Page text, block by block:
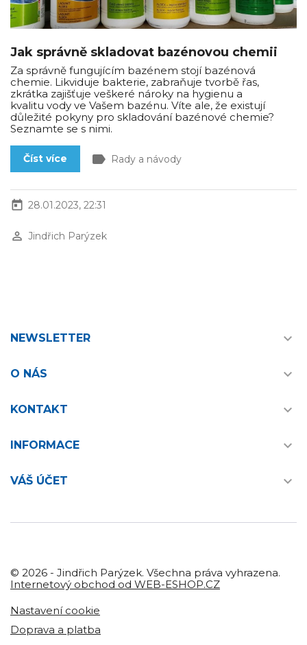
Jak správně skladovat bazénovou chemii
Za správně fungujícím bazénem stojí bazénová
chemie. Likviduje bakterie, zabraňuje tvorbě řas,
zkrátka zajišťuje veškeré nároky na hygienu a
kvalitu vody ve Vašem bazénu. Víte ale, že existují
důležité pokyny pro skladování bazénové chemie?
Seznamte se s nimi.
Číst více label Rady a návody
today 28.01.2023, 22:31
perm_identity Jindřich Parýzek
NEWSLETTER 
O NÁS 
KONTAKT 
INFORMACE 
VÁŠ ÚČET 
© 2026 - Jindřich Parýzek. Všechna práva vyhrazena.
Internetový obchod od WEB-ESHOP.CZ
Nastavení cookie
Doprava a platba